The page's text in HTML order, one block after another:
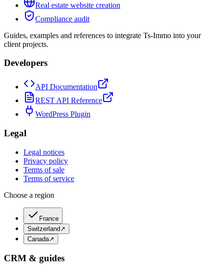
Real estate website creation
Compliance audit
Guides, examples and references to integrate Ts-Immo into your
client projects.
Developers
API Documentation
REST API Reference
WordPress Plugin
Legal
Legal notices
Privacy policy
Terms of sale
Terms of service
Choose a region
France
Switzerland↗
Canada↗
CRM & guides